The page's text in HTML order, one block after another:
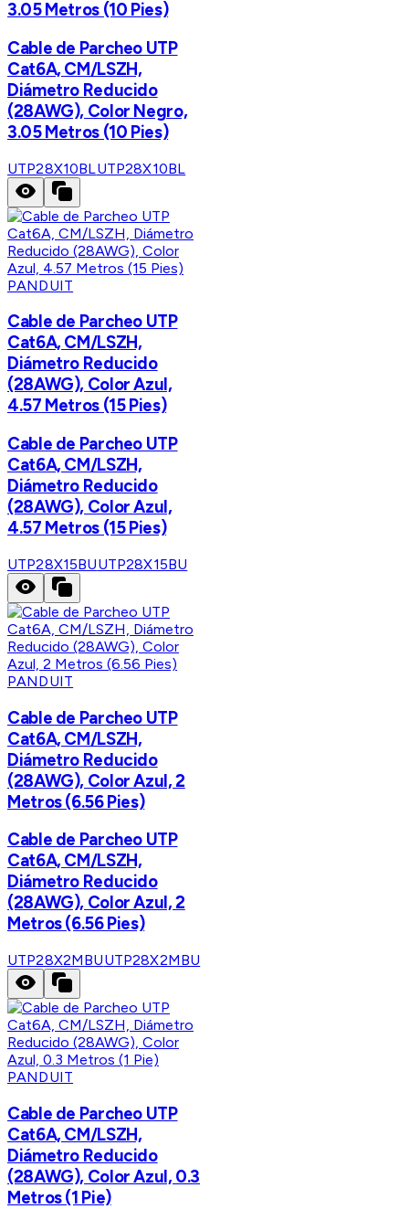
3.05 Metros (10 Pies)
Cable de Parcheo UTP
Cat6A, CM/LSZH,
Diámetro Reducido
(28AWG), Color Negro,
3.05 Metros (10 Pies)
UTP28X10BLUTP28X10BL
PANDUIT
Cable de Parcheo UTP
Cat6A, CM/LSZH,
Diámetro Reducido
(28AWG), Color Azul,
4.57 Metros (15 Pies)
Cable de Parcheo UTP
Cat6A, CM/LSZH,
Diámetro Reducido
(28AWG), Color Azul,
4.57 Metros (15 Pies)
UTP28X15BUUTP28X15BU
PANDUIT
Cable de Parcheo UTP
Cat6A, CM/LSZH,
Diámetro Reducido
(28AWG), Color Azul, 2
Metros (6.56 Pies)
Cable de Parcheo UTP
Cat6A, CM/LSZH,
Diámetro Reducido
(28AWG), Color Azul, 2
Metros (6.56 Pies)
UTP28X2MBUUTP28X2MBU
PANDUIT
Cable de Parcheo UTP
Cat6A, CM/LSZH,
Diámetro Reducido
(28AWG), Color Azul, 0.3
Metros (1 Pie)